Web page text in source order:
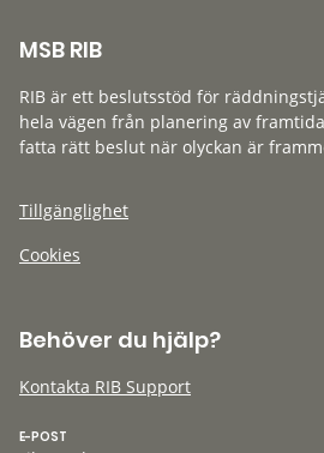
MSB RIB
RIB är ett beslutsstöd för
hela vägen från planering av
fatta rätt beslut när olyckan är
Tillgänglighet
Cookies
Behöver du hjälp?
Kontakta RIB Support
E-POST